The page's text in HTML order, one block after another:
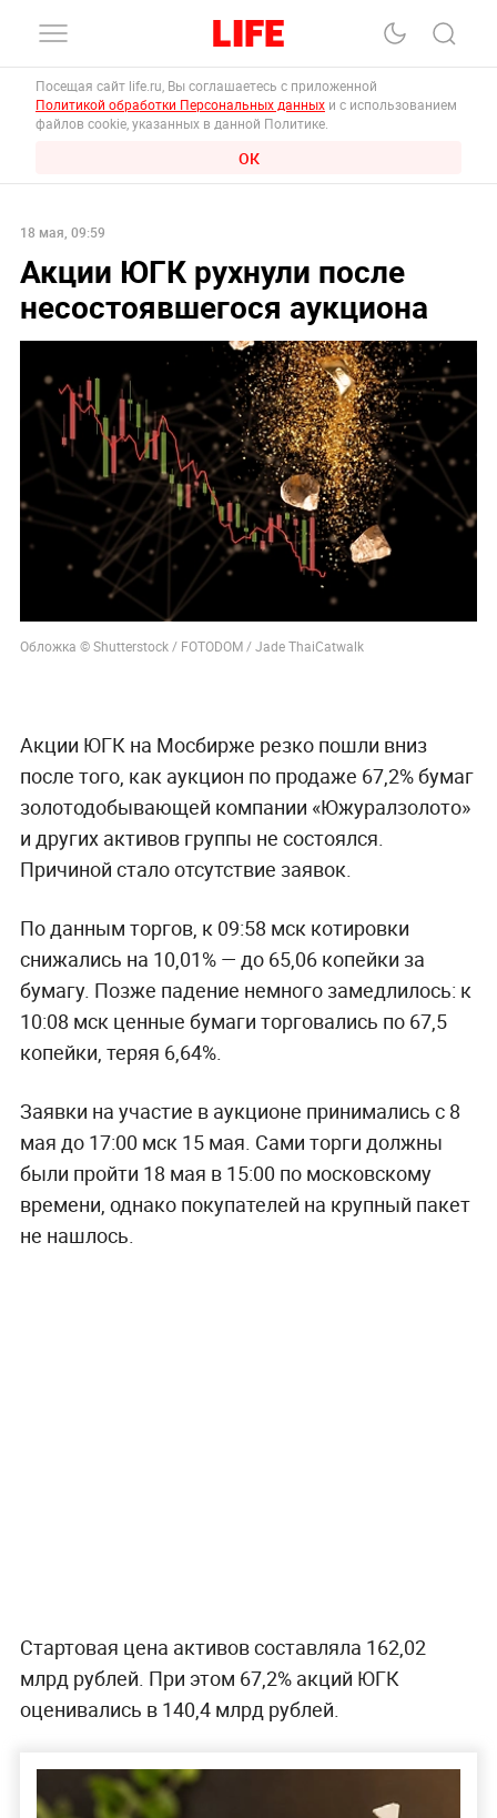
Посещая сайт life.ru, Вы соглашаетесь с приложенной
Политикой обработки Персональных данных и с использованием
файлов cookie, указанных в данной Политике.
ОК
18 мая, 09:59
Акции ЮГК рухнули после
несостоявшегося аукциона
Обложка © Shutterstock / FOTODOM / Jade ThaiCatwalk
Акции ЮГК на Мосбирже резко пошли вниз
после того, как аукцион по продаже 67,2% бумаг
золотодобывающей компании «Южуралзолото»
и других активов группы не состоялся.
Причиной стало отсутствие заявок.
По данным торгов, к 09:58 мск котировки
снижались на 10,01% — до 65,06 копейки за
бумагу. Позже падение немного замедлилось: к
10:08 мск ценные бумаги торговались по 67,5
копейки, теряя 6,64%.
Заявки на участие в аукционе принимались с 8
мая до 17:00 мск 15 мая. Сами торги должны
были пройти 18 мая в 15:00 по московскому
времени, однако покупателей на крупный пакет
не нашлось.
Стартовая цена активов составляла 162,02
млрд рублей. При этом 67,2% акций ЮГК
оценивались в 140,4 млрд рублей.